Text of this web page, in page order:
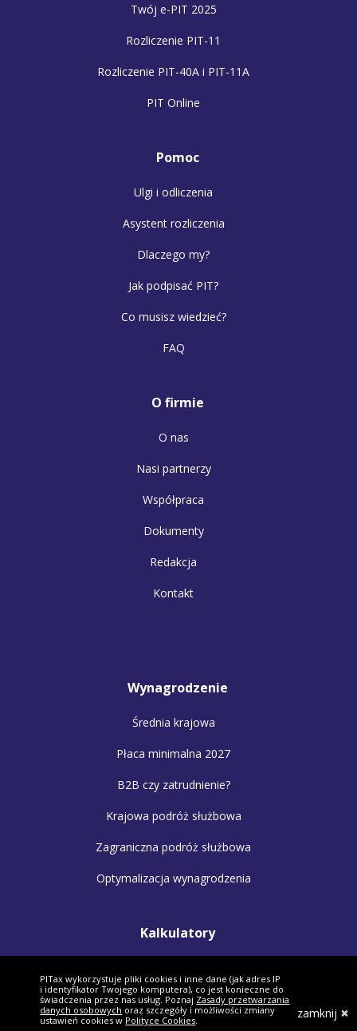
Twój e-PIT 2025
Rozliczenie PIT-11
Rozliczenie PIT-40A i PIT-11A
PIT Online
Pomoc
Ulgi i odliczenia
Asystent rozliczenia
Dlaczego my?
Jak podpisać PIT?
Co musisz wiedzieć?
FAQ
O firmie
O nas
Nasi partnerzy
Współpraca
Dokumenty
Redakcja
Kontakt
Wynagrodzenie
Średnia krajowa
Płaca minimalna 2027
B2B czy zatrudnienie?
Krajowa podróż służbowa
Zagraniczna podróż służbowa
Optymalizacja wynagrodzenia
Kalkulatory
Kalkulator małżonków
PITax wykorzystuje pliki cookies i inne dane (jak adres IP
i identyfikator Twojego komputera), co jest konieczne do
świadczenia przez nas usług. Poznaj Zasady przetwarzania
danych osobowych oraz szczegóły i możliwości zmiany
ustawień cookies w Polityce Cookies. zamknij